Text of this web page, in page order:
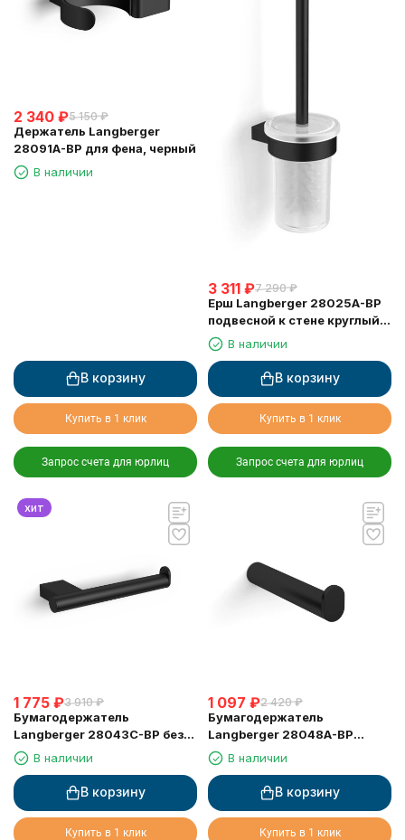
2 340 ₽5 150 ₽
Держатель Langberger
28091A-BP для фена, черный
В наличии
В корзину
Купить в 1 клик
Запрос счета для юрлиц
3 311 ₽7 290 ₽
Ерш Langberger 28025A-BP
подвесной к стене круглый
черный стекло
В наличии
В корзину
Купить в 1 клик
Запрос счета для юрлиц
хит
1 775 ₽3 910 ₽
Бумагодержатель
Langberger 28043C-BP без
крышки черный
В наличии
В корзину
Купить в 1 клик
1 097 ₽2 420 ₽
Бумагодержатель
Langberger 28048A-BP
туалетной бумаги черный
В наличии
В корзину
Купить в 1 клик